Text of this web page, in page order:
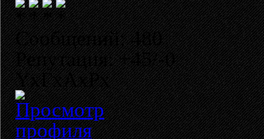
Сообщений: 480
Репутация: +45/-0
YxГхАхРх